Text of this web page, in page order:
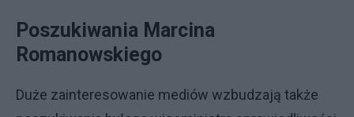
Poszukiwania Marcina
Romanowskiego
Duże zainteresowanie mediów wzbudzają także